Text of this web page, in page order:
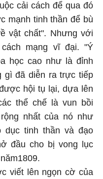
cải cách để qua đó
mạnh tinh thần để bù
vật chất". Nhưng với
mạng vĩ đại. "Ý
học cao như là đỉnh
gì đã diễn ra trực tiếp
hội tụ lại, dựa lên
thể chế là vun bồi
nhất của nó như
dục tinh thần và đạo
đầu cho bị vong lục
viết lên ngọn cờ của